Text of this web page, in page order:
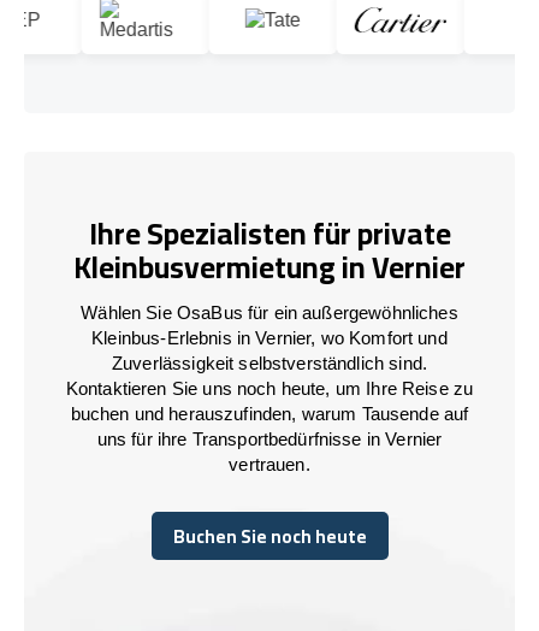
Ihre Spezialisten für private
Kleinbusvermietung in Vernier
Wählen Sie OsaBus für ein außergewöhnliches
Kleinbus-Erlebnis in Vernier, wo Komfort und
Zuverlässigkeit selbstverständlich sind.
Kontaktieren Sie uns noch heute, um Ihre Reise zu
buchen und herauszufinden, warum Tausende auf
uns für ihre Transportbedürfnisse in Vernier
vertrauen.
Buchen Sie noch heute
Buchen Sie noch heute